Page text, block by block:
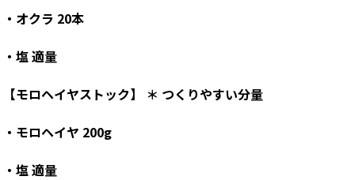
・オクラ 20本
・塩適量
【モロヘイヤストック】 ＊ つくりやすい分量
・モロヘイヤ 200g
・塩適量